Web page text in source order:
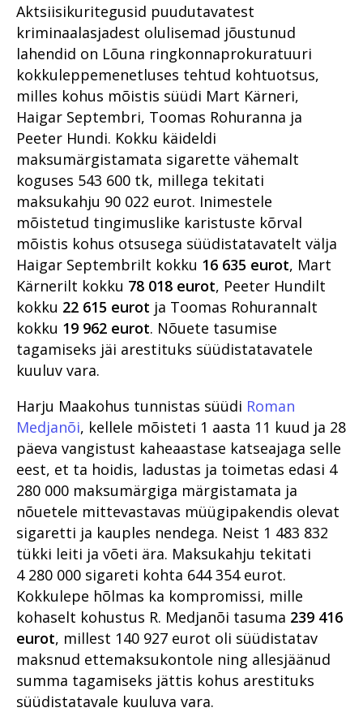
Aktsiisikuritegusid puudutavatest
kriminaalasjadest olulisemad jõustunud
lahendid on Lõuna ringkonnaprokuratuuri
kokkuleppemenetluses tehtud kohtuotsus,
milles kohus mõistis süüdi Mart Kärneri,
Haigar Septembri, Toomas Rohuranna ja
Peeter Hundi. Kokku käideldi
maksumärgistamata sigarette vähemalt
koguses 543 600 tk, millega tekitati
maksukahju 90 022 eurot. Inimestele
mõistetud tingimuslike karistuste kõrval
mõistis kohus otsusega süüdistatavatelt välja
Haigar Septembrilt kokku 16 635 eurot, Mart
Kärnerilt kokku 78 018 eurot, Peeter Hundilt
kokku 22 615 eurot ja Toomas Rohurannalt
kokku 19 962 eurot. Nõuete tasumise
tagamiseks jäi arestituks süüdistatavatele
kuuluv vara.
Harju Maakohus tunnistas süüdi Roman
Medjanõi, kellele mõisteti 1 aasta 11 kuud ja 28
päeva vangistust kaheaastase katseajaga selle
eest, et ta hoidis, ladustas ja toimetas edasi 4
280 000 maksumärgiga märgistamata ja
nõuetele mittevastavas müügipakendis olevat
sigaretti ja kauples nendega. Neist 1 483 832
tükki leiti ja võeti ära. Maksukahju tekitati
4 280 000 sigareti kohta 644 354 eurot.
Kokkulepe hõlmas ka kompromissi, mille
kohaselt kohustus R. Medjanõi tasuma 239 416
eurot, millest 140 927 eurot oli süüdistatav
maksnud ettemaksukontole ning allesjäänud
summa tagamiseks jättis kohus arestituks
süüdistatavale kuuluva vara.